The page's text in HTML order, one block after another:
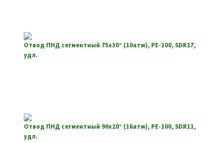
Отвод ПНД сегментный 75х30° (10атм), РЕ-100, SDR17,
удл.
Отвод ПНД сегментный 90х20° (16атм), РЕ-100, SDR11,
удл.